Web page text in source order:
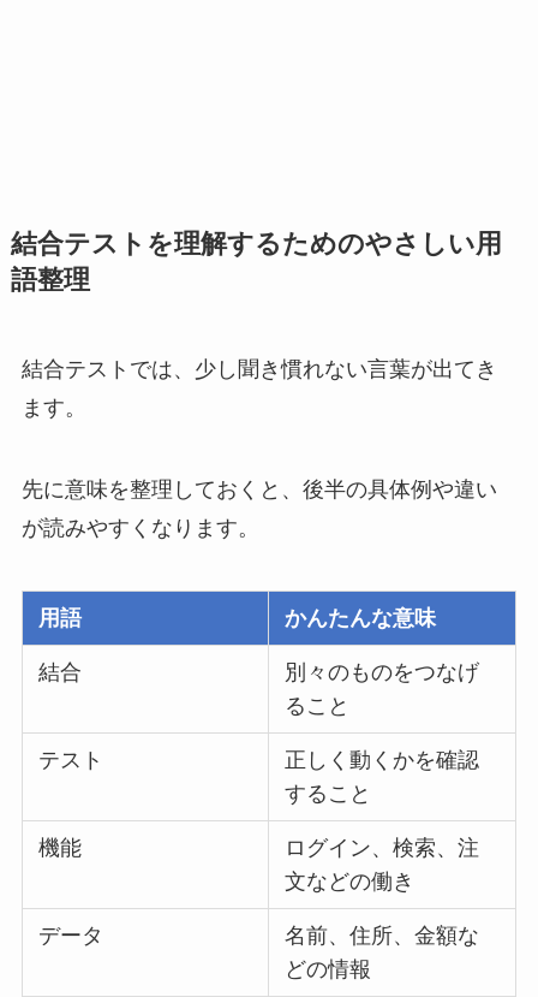
結合テストを理解するためのやさしい用
語整理
結合テストでは、少し聞き慣れない言葉が出てき
ます。
先に意味を整理しておくと、後半の具体例や違い
が読みやすくなります。
用語 かんたんな意味
結合
別々のものをつなげ
ること
テスト
正しく動くかを確認
すること
機能
ログイン、検索、注
文などの働き
データ
名前、住所、金額な
どの情報